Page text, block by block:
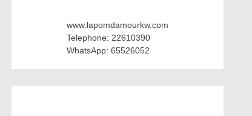
www.lapomdamourkw.com
Telephone: 22610390
WhatsApp: 65526052